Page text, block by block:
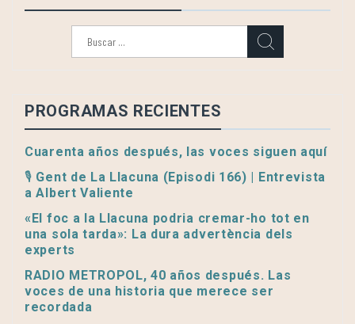
PROGRAMAS RECIENTES
Cuarenta años después, las voces siguen aquí
🎙️ Gent de La Llacuna (Episodi 166) | Entrevista
a Albert Valiente
«El foc a la Llacuna podria cremar-ho tot en
una sola tarda»: La dura advertència dels
experts
RADIO METROPOL, 40 años después. Las
voces de una historia que merece ser
recordada